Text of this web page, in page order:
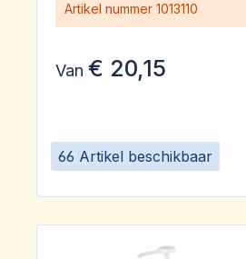
66 Artikel beschikbaar
Artikel nummer 1013110
Van € 20,15